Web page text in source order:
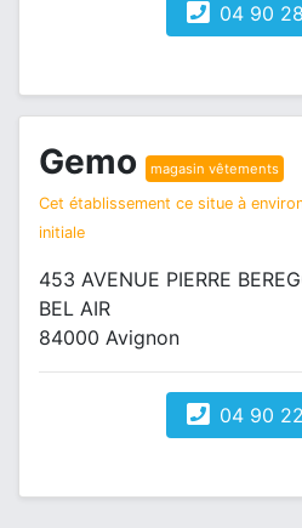
04 90
Gemo magasin vêtements
Cet établissement ce situe à
initiale
453 AVENUE PIERRE
BEL AIR
84000 Avignon
04 90